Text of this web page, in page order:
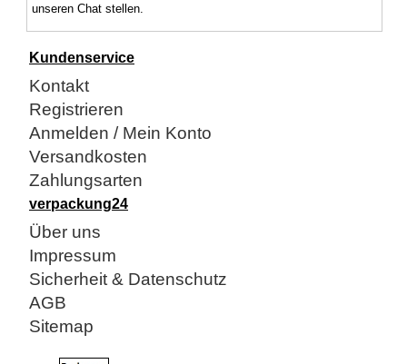
unseren Chat stellen.
Kundenservice
Kontakt
Registrieren
Anmelden / Mein Konto
Versandkosten
Zahlungsarten
verpackung24
Über uns
Impressum
Sicherheit & Datenschutz
AGB
Sitemap